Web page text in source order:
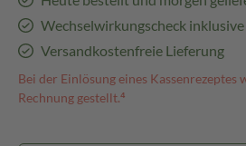
Wechselwirkungscheck inklusive
Versandkostenfreie Lieferung
Bei der Einlösung eines
Rechnung gestellt.⁴